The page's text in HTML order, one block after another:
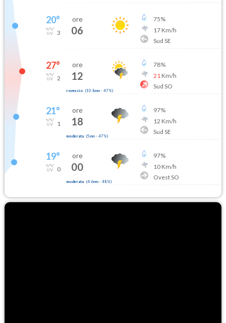
20°
3
ore
06
75%
17Km/h
Sud SE
27°
2
ore
12
rovescio (10.8mm- 47%)
78%
21 Km/h
Sud SO
21°
1
ore
18
moderata (5mm- 47%)
97%
12 Km/h
Sud SE
19°
0
ore
00
moderata (4.6mm- 48%)
97%
10Km/h
Ovest SO